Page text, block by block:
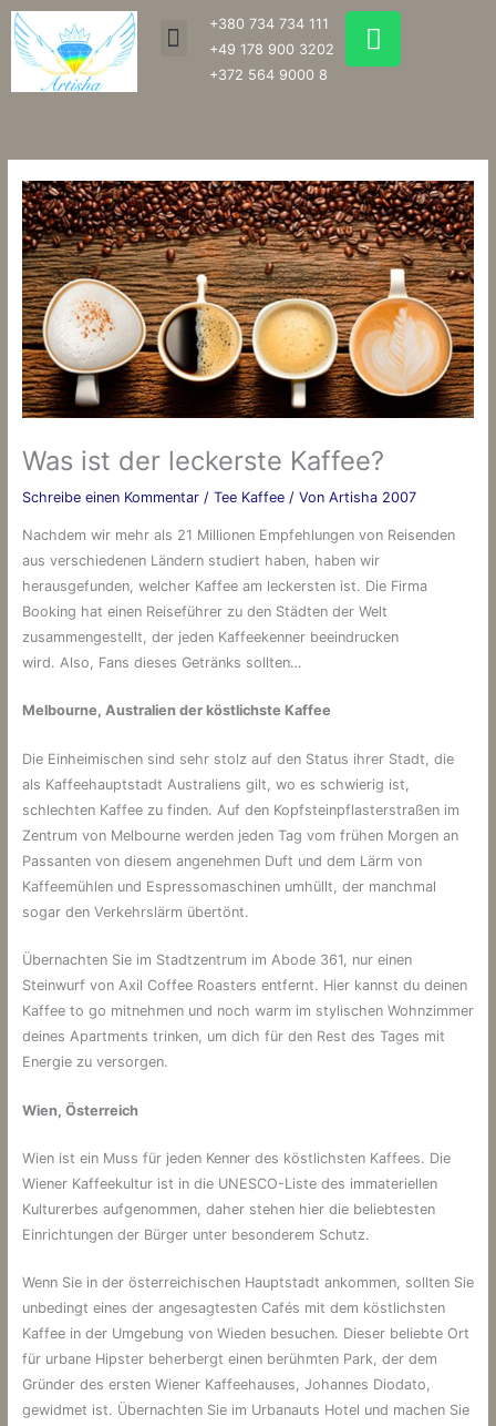
Zum
Inhalt
springen
Menu
+380 734 734 111
+49 178 900 3202
+372 564 9000 8
W
h
a
p
p
Was ist der leckerste Kaffee?
Schreibe einen Kommentar / Tee Kaffee/ Von Artisha 2007
Nachdem wir mehr als 21 Millionen Empfehlungen von Reisenden
aus verschiedenen Ländern studiert haben, haben wir
herausgefunden, welcher Kaffee am leckersten ist. Die Firma
Booking hat einen Reiseführer zu den Städten der Welt
zusammengestellt, der jeden Kaffeekenner beeindrucken
wird. Also, Fans dieses Getränks sollten…
Melbourne, Australien der köstlichste Kaffee
Die Einheimischen sind sehr stolz auf den Status ihrer Stadt, die
als Kaffeehauptstadt Australiens gilt, wo es schwierig ist,
schlechten Kaffee zu finden. Auf den Kopfsteinpflasterstraßen im
Zentrum von Melbourne werden jeden Tag vom frühen Morgen an
Passanten von diesem angenehmen Duft und dem Lärm von
Kaffeemühlen und Espressomaschinen umhüllt, der manchmal
sogar den Verkehrslärm übertönt.
Übernachten Sie im Stadtzentrum im Abode 361, nur einen
Steinwurf von Axil Coffee Roasters entfernt. Hier kannst du deinen
Kaffee to go mitnehmen und noch warm im stylischen Wohnzimmer
deines Apartments trinken, um dich für den Rest des Tages mit
Energie zu versorgen.
Wien, Österreich
Wien ist ein Muss für jeden Kenner des köstlichsten Kaffees. Die
Wiener Kaffeekultur ist in die UNESCO-Liste des immateriellen
Kulturerbes aufgenommen, daher stehen hier die beliebtesten
Einrichtungen der Bürger unter besonderem Schutz.
Wenn Sie in der österreichischen Hauptstadt ankommen, sollten Sie
unbedingt eines der angesagtesten Cafés mit dem köstlichsten
Kaffee in der Umgebung von Wieden besuchen. Dieser beliebte Ort
für urbane Hipster beherbergt einen berühmten Park, der dem
Gründer des ersten Wiener Kaffeehauses, Johannes Diodato,
gewidmet ist. Übernachten Sie im Urbanauts Hotel und machen Sie